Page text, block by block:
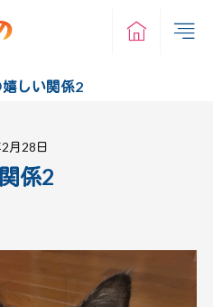
しい関係2
月28日
係2